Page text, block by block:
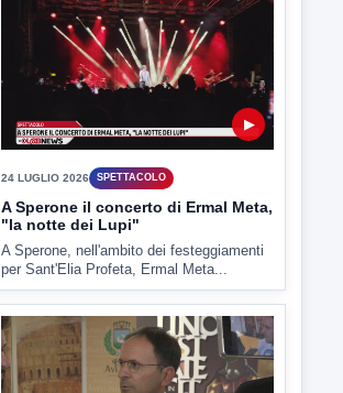
A Sperone, nell'ambito dei festeggiamenti
per Sant'Elia Profeta, Ermal Meta...
22 LUGLIO 2026 SPETTACOLO
Estate in città 2026, Avellino
accende la stagione degli eventi
Avellino si prepara all’estate con un
cartellone ricco di appuntamenti:...